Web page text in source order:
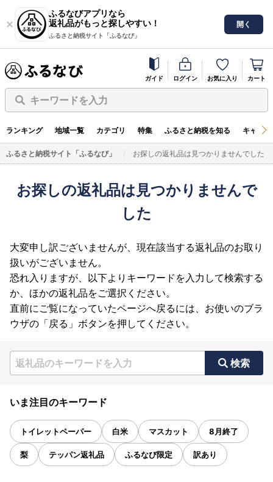
ふるなびアプリなら
返礼品がもっと探しやすい！
ふるさと納税サイト「ふるなび」
開く
ガイド ログイン お気に入り カート
キーワードを入力
ランキング 地域一覧 カテゴリ 特集 ふるさと納税を知る キャン
ふるさと納税サイト「ふるなび」 お探しの返礼品は見つかりませんでした
お探しの返礼品は見つかりませんで
した
大変申し訳ございませんが、現在該当する返礼品のお取り
扱いがございません。
恐れ入りますが、以下よりキーワードを入力して検索する
か、ほかの返礼品をご選択ください。
直前にご覧になっていたページへ戻るには、お使いのブラ
ウザの「戻る」ボタンを押してください。
検索
いま注目のキーワード
トイレットペーパー 白米 マスカット 8月終了
梨 テッパン返礼品 ふるなび限定 訳あり